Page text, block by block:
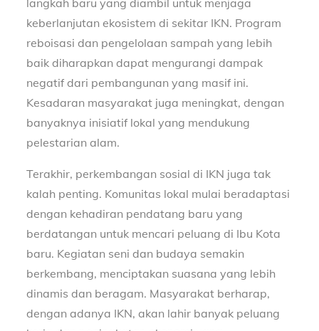
langkah baru yang diambil untuk menjaga
keberlanjutan ekosistem di sekitar IKN. Program
reboisasi dan pengelolaan sampah yang lebih
baik diharapkan dapat mengurangi dampak
negatif dari pembangunan yang masif ini.
Kesadaran masyarakat juga meningkat, dengan
banyaknya inisiatif lokal yang mendukung
pelestarian alam.
Terakhir, perkembangan sosial di IKN juga tak
kalah penting. Komunitas lokal mulai beradaptasi
dengan kehadiran pendatang baru yang
berdatangan untuk mencari peluang di Ibu Kota
baru. Kegiatan seni dan budaya semakin
berkembang, menciptakan suasana yang lebih
dinamis dan beragam. Masyarakat berharap,
dengan adanya IKN, akan lahir banyak peluang